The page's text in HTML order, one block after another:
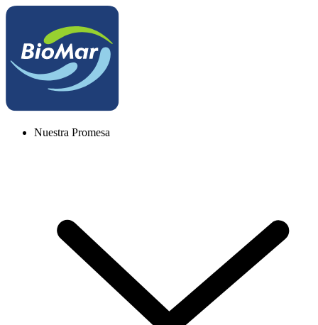
Nuestra Promesa